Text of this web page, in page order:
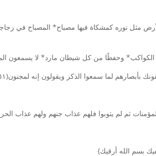
والأرض مثل نوره كمشكاة فيها مصباح*
الذكر ويقولون إنه لمجنون(٥١) وما هو إلا ذكر للعالمين”
بسم الله أرقيك}